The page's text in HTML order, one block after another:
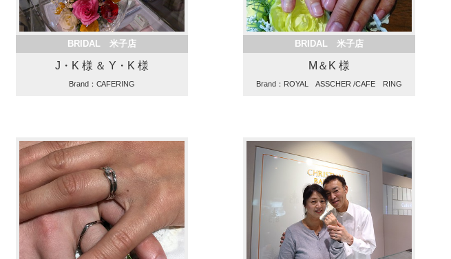
BRIDAL 米子店
J・K 様 ＆ Y・K 様
Brand：CAFERING
BRIDAL 米子店
M＆K 様
Brand：ROYAL ASSCHER /CAFE RING